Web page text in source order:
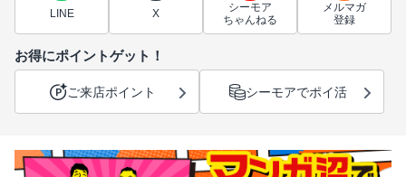
LINE X
シーモア
ちゃんねる
メルマガ
登録
お得にポイントゲット！
ご来店ポイント シーモアでポイ活